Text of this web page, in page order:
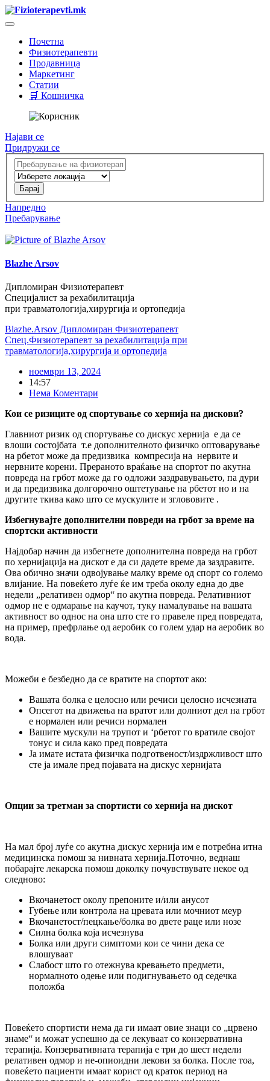
Почетна
Физиотерапевти
Продавница
Маркетинг
Статии
🛒 Кошничка
Најави се
Придружи се
Напредно
Пребарување
Blazhe Arsov
Дипломиран Физиотерапевт
Специјалист за рехабилитација
при травматологија,хирургија и ортопедија
Blazhe.Arsov Дипломиран Физиотерапевт
Спец.Физиотерапевт за рехабилитација при
травматологија,хирургија и ортопедија
ноември 13, 2024
14:57
Нема Коментари
Кои се ризиците од спортување со хернија на дискови?
Главниот ризик од спортување со дискус хернија е дa се
влоши состојбата т.е дополнителното физичко оптоварување
на рбетот може да предизвика компресија на нервите и
нервните корени. Прераното враќање на спортот по акутна
повреда на грбот може да го одложи заздравувањето, па дури
и да предизвика долгорочно оштетување на рбетот но и на
другите ткива како што се мускулите и зглововите .
Избегнувајте дополнителни повреди на грбот за време на
спортски активности
Најдобар начин да избегнете дополнителна повреда на грбот
по хернијација на дискот е да си дадете време да заздравите.
Ова обично значи одвојување малку време од спорт со големо
влијание. На повеќето луѓе ќе им треба околу една до две
недели „релативен одмор“ по акутна повреда. Релативниот
одмор не е одмарање на каучот, туку намалување на вашата
активност во однос на она што сте го правеле пред повредата,
на пример, префрлање од аеробик со голем удар на аеробик во
вода.
Можеби е безбедно да се вратите на спортот ако:
Вашата болка е целосно или речиси целосно исчезната
Опсегот на движења на вратот или долниот дел на грбот
е нормален или речиси нормален
Вашите мускули на трупот и ‘рбетот го вратиле својот
тонус и сила како пред повредата
Ја имате истата физичка подготвеност/издржливост што
сте ја имале пред појавата на дискус хернијата
Опции за третман за спортисти со хернија на дискот
На мал број луѓе со акутна дискус хернија им е потребна итна
медицинска помош за нивната хернија.Поточно, веднаш
побарајте лекарска помош доколку почувствувате некое од
следново:
Вкочанетост околу препоните и/или анусот
Губење или контрола на цревата или мочниот меур
Вкочанетост/пецкање/болка во двете раце или нозе
Силна болка која исчезнува
Болка или други симптоми кои се чини дека се
влошуваат
Слабост што го отежнува кревањето предмети,
нормалното одење или подигнувањето од седечка
положба
Повеќето спортисти нема да ги имаат овие знаци со „црвено
знаме“ и можат успешно да се лекуваат со конзервативна
терапија. Конзервативната терапија е три до шест недели
релативен одмор и не-опиоидни лекови за болка. После тоа,
повеќето пациенти имаат корист од краток период на